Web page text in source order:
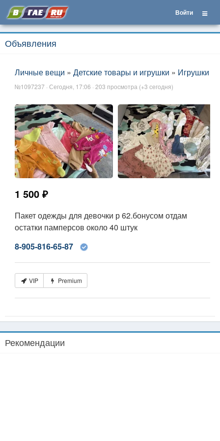
Войти
Объявления
Личные вещи » Детские товары и игрушки » Игрушки
№1097237 · Сегодня, 17:06 · 203 просмотра (+3 сегодня)
1 500 ₽
Пакет одежды для девочки р 62.бонусом отдам
остатки памперсов около 40 штук
8-905-816-65-87
VIP Premium
Рекомендации